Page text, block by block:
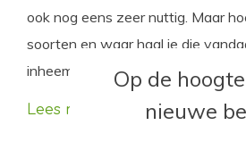
ook nog eens zeer nuttig. Maar
soorten en waar haal je die
inheems en vooral biologisch!
Lees meer
Op de
nieuwe